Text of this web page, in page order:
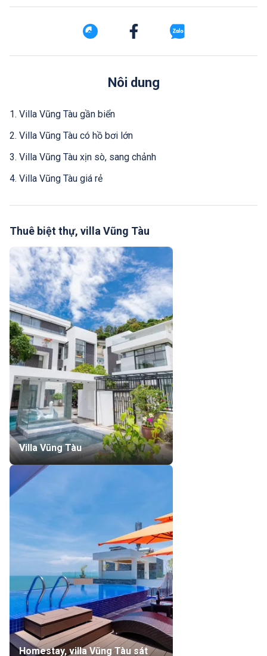
Nôi dung
1. Villa Vũng Tàu gần biển
2. Villa Vũng Tàu có hồ bơi lớn
3. Villa Vũng Tàu xịn sò, sang chảnh
4. Villa Vũng Tàu giá rẻ
Thuê biệt thự, villa Vũng Tàu
Villa Vũng Tàu
Homestay, villa Vũng Tàu sát